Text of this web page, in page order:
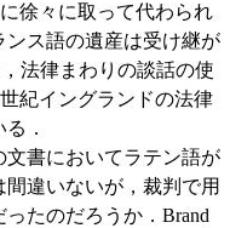
徐々に取って代わられ
ス語の遺産は受け継が
法律まわりの談話の使
紀イングランドの法律
．
書においてラテン語が
違いないが，裁判で用
たのだろうか．Brand